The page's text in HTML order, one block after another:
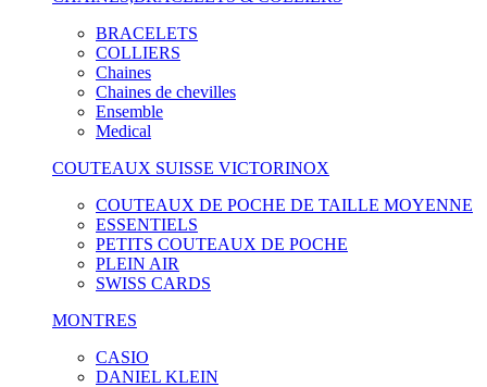
BRACELETS
COLLIERS
Chaines
Chaines de chevilles
Ensemble
Medical
COUTEAUX SUISSE VICTORINOX
COUTEAUX DE POCHE DE TAILLE MOYENNE
ESSENTIELS
PETITS COUTEAUX DE POCHE
PLEIN AIR
SWISS CARDS
MONTRES
CASIO
DANIEL KLEIN